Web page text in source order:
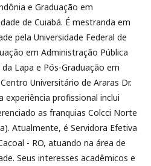
e Graduação em
de Cuiabá. É mestranda em
pela Universidade Federal de
em Administração Pública
Lapa e Pós-Graduação em
Universitário de Araras Dr.
experiência profissional inclui
as franquias Colcci Norte
Atualmente, é Servidora Efetiva
- RO, atuando na área de
Seus interesses acadêmicos e